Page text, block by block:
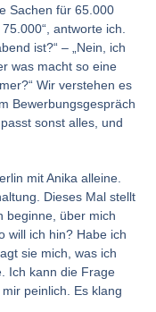
Sachen für 65.000
antworte ich.
ist?“ – „Nein, ich
was macht so eine
Wir verstehen es
Bewerbungsgespräch
sonst alles, und
mit Anika alleine.
Dieses Mal stellt
beginne, über mich
will ich hin? Habe ich
sie mich, was ich
Ich kann die Frage
peinlich. Es klang